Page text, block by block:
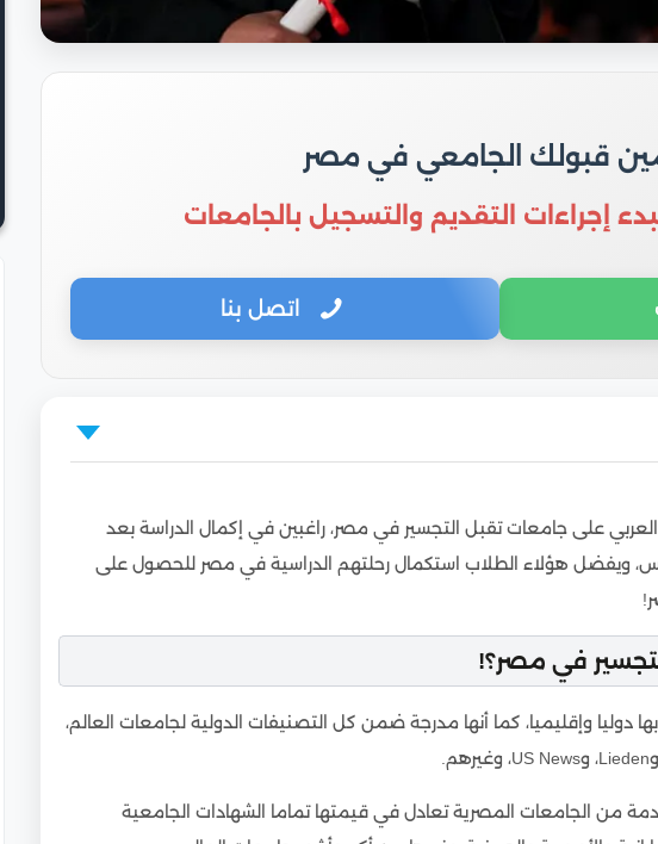
قبولك الجامعي في مصر
إجراءات التقديم والتسجيل بالجامعات
اتصل بنا
التخصص
مصر
برنامج التجسير في الجامعات المصرية
على جامعات تقبل التجسير في مصر، راغبين في إكمال الدراسة بعد
ويفضل هؤلاء الطلاب استكمال رحلتهم الدراسية في مصر للحصول على
في مصر؟!
دوليا وإقليميا، كما أنها مدرجة ضمن كل التصنيفات الدولية لجامعات العالم،
من الجامعات المصرية تعادل في قيمتها تماما الشهادات الجامعية